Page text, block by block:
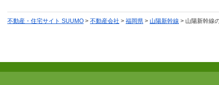
不動産・住宅サイト SUUMO > 不動産会社 > 福岡県 > 山陽新幹線 > 山陽新幹線